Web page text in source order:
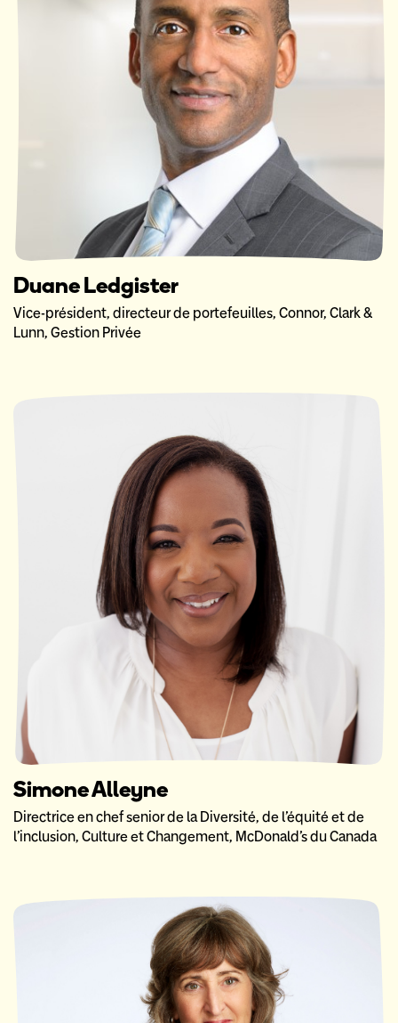
Duane Ledgister
Vice-président, directeur de portefeuilles, Connor, Clark &
Lunn, Gestion Privée
Simone Alleyne
Directrice en chef senior de la Diversité, de l’équité et de
l’inclusion, Culture et Changement, McDonald’s du Canada